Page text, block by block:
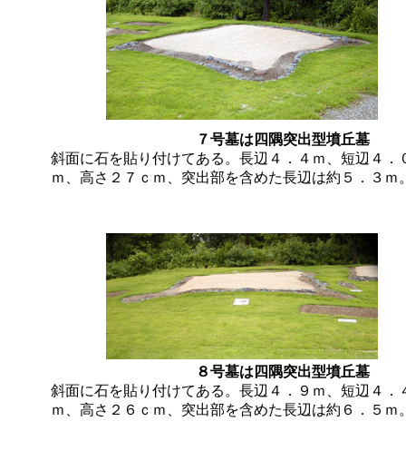
７号墓は四隅突出型墳丘墓
斜面に石を貼り付けてある。長辺４．４ｍ、短辺４．
ｍ、高さ２７ｃｍ、突出部を含めた長辺は約５．３ｍ
８号墓は四隅突出型墳丘墓
斜面に石を貼り付けてある。長辺４．９ｍ、短辺４．
ｍ、高さ２６ｃｍ、突出部を含めた長辺は約６．５ｍ